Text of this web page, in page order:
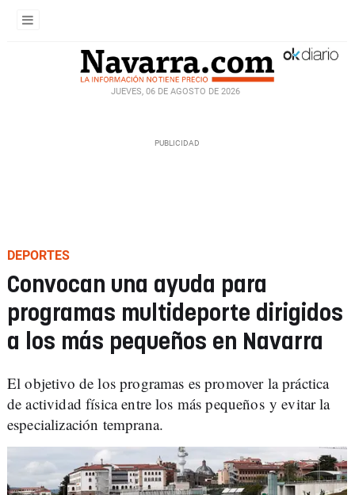
JUEVES, 06 DE AGOSTO DE 2026
DEPORTES
Convocan una ayuda para
programas multideporte dirigidos
a los más pequeños en Navarra
El objetivo de los programas es promover la práctica
de actividad física entre los más pequeños y evitar la
especialización temprana.